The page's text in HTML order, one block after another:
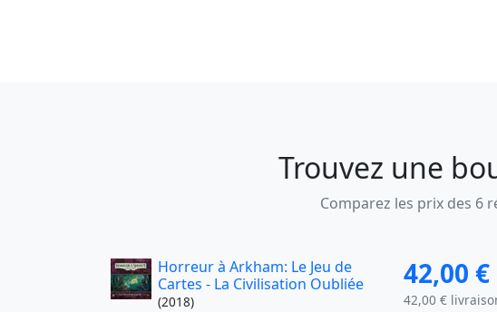
Trouvez une
Comparez les prix des 6
Horreur à Arkham: Le Jeu de
Cartes - La Civilisation Oubliée
(2018)
42,00 €
42,00 €